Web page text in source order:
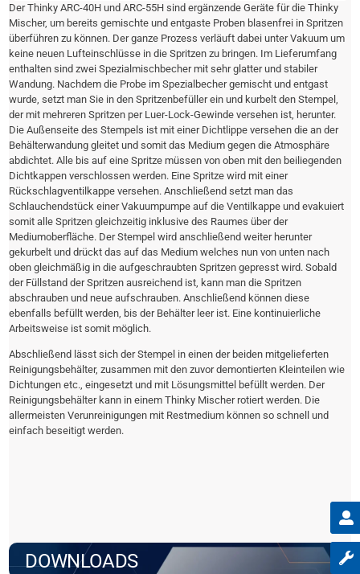
Der Thinky ARC-40H und ARC-55H sind ergänzende Geräte für die Thinky
Mischer, um bereits gemischte und entgaste Proben blasenfrei in Spritzen
überführen zu können. Der ganze Prozess verläuft dabei unter Vakuum um
keine neuen Lufteinschlüsse in die Spritzen zu bringen. Im Lieferumfang
enthalten sind zwei Spezialmischbecher mit sehr glatter und stabiler
Wandung. Nachdem die Probe im Spezialbecher gemischt und entgast
wurde, setzt man Sie in den Spritzenbefüller ein und kurbelt den Stempel,
der mit mehreren Spritzen per Luer-Lock-Gewinde versehen ist, herunter.
Die Außenseite des Stempels ist mit einer Dichtlippe versehen die an der
Behälterwandung gleitet und somit das Medium gegen die Atmosphäre
abdichtet. Alle bis auf eine Spritze müssen von oben mit den beiliegenden
Dichtkappen verschlossen werden. Eine Spritze wird mit einer
Rückschlagventilkappe versehen. Anschließend setzt man das
Schlauchendstück einer Vakuumpumpe auf die Ventilkappe und evakuiert
somit alle Spritzen gleichzeitig inklusive des Raumes über der
Mediumoberfläche. Der Stempel wird anschließend weiter herunter
gekurbelt und drückt das auf das Medium welches nun von unten nach
oben gleichmäßig in die aufgeschraubten Spritzen gepresst wird. Sobald
der Füllstand der Spritzen ausreichend ist, kann man die Spritzen
abschrauben und neue aufschrauben. Anschließend können diese
ebenfalls befüllt werden, bis der Behälter leer ist. Eine kontinuierliche
Arbeitsweise ist somit möglich.
Abschließend lässt sich der Stempel in einen der beiden mitgelieferten
Reinigungsbehälter, zusammen mit den zuvor demontierten Kleinteilen wie
Dichtungen etc., eingesetzt und mit Lösungsmittel befüllt werden. Der
Reinigungsbehälter kann in einem Thinky Mischer rotiert werden. Die
allermeisten Verunreinigungen mit Restmedium können so schnell und
einfach beseitigt werden.
DOWNLOADS